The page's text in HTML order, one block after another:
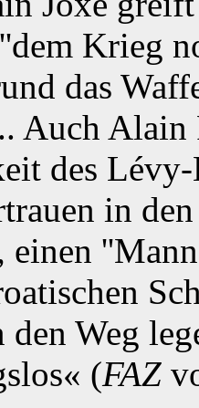
Krieg
das
Auch
des
in
einen
den Weg
(FAZ